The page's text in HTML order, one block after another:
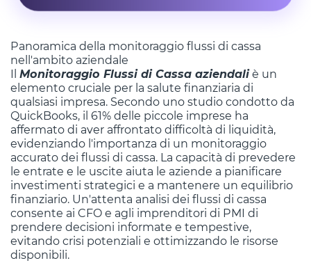
Panoramica della monitoraggio flussi di cassa
nell'ambito aziendale
Il Monitoraggio Flussi di Cassa aziendaliè un
elemento cruciale per la salute finanziaria di
qualsiasi impresa. Secondo uno studio condotto da
QuickBooks, il 61% delle piccole imprese ha
affermato di aver affrontato difficoltà di liquidità,
evidenziando l'importanza di un monitoraggio
accurato dei flussi di cassa. La capacità di prevedere
le entrate e le uscite aiuta le aziende a pianificare
investimenti strategici e a mantenere un equilibrio
finanziario. Un'attenta analisi dei flussi di cassa
consente ai CFO e agli imprenditori di PMI di
prendere decisioni informate e tempestive,
evitando crisi potenziali e ottimizzando le risorse
disponibili.